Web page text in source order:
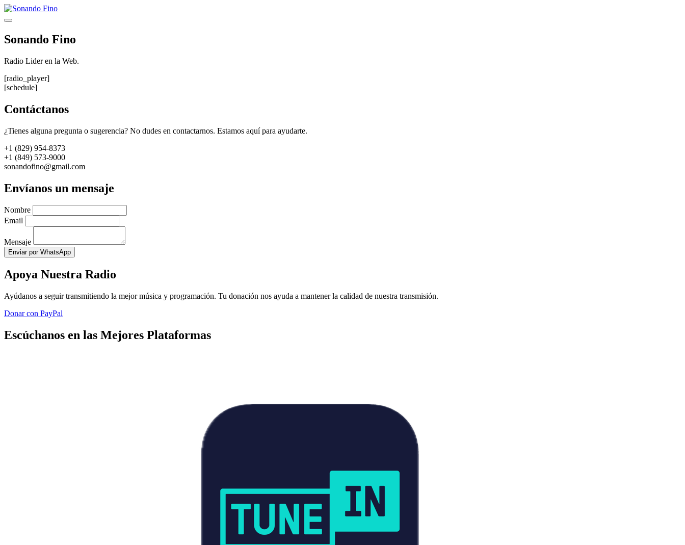
Saltar
al
Menú
Sonando Fino
Radio Lider en la Web.
[radio_player]
[schedule]
Contáctanos
¿Tienes alguna pregunta o sugerencia? No dudes en contactarnos. Estamos aquí para ayudarte.
+1 (829) 954-8373
+1 (849) 573-9000
sonandofino@gmail.com
Envíanos un mensaje
Nombre
Email
Mensaje
Enviar por WhatsApp
Apoya Nuestra Radio
Ayúdanos a seguir transmitiendo la mejor música y programación. Tu donación nos ayuda a mantener la calidad de nuestra transmisión.
Donar con PayPal
Escúchanos en las Mejores Plataformas